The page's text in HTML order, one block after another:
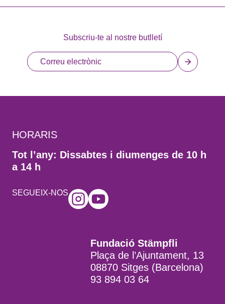
Subscriu-te al nostre butlletí
HORARIS
Tot l’any: Dissabtes i diumenges de 10 h
a 14 h
SEGUEIX-NOS
Fundació Stämpfli
Plaça de l’Ajuntament, 13
08870 Sitges (Barcelona)
93 894 03 64